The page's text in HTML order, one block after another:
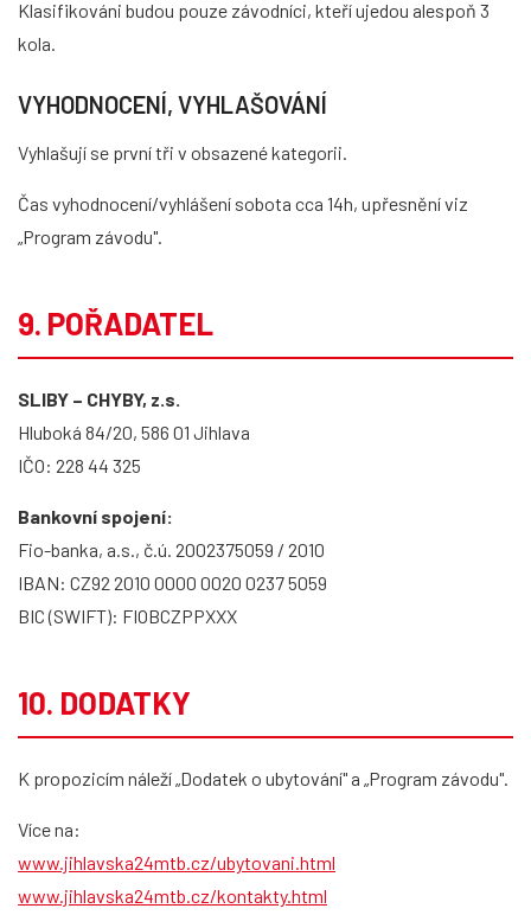
Klasifikováni budou pouze závodníci, kteří ujedou alespoň 3
kola.
VYHODNOCENÍ, VYHLAŠOVÁNÍ
Vyhlašují se první tři v obsazené kategorii.
Čas vyhodnocení/vyhlášení sobota cca 14h, upřesnění viz
„Program závodu".
9. POŘADATEL
SLIBY – CHYBY, z.s.
Hluboká 84/20, 586 01 Jihlava
IČO: 228 44 325
Bankovní spojení:
Fio-banka, a.s., č.ú. 2002375059 / 2010
IBAN: CZ92 2010 0000 0020 0237 5059
BIC (SWIFT): FIOBCZPPXXX
10. DODATKY
K propozicím náleží „Dodatek o ubytování" a „Program závodu".
Více na:
www.jihlavska24mtb.cz/ubytovani.html
www.jihlavska24mtb.cz/kontakty.html